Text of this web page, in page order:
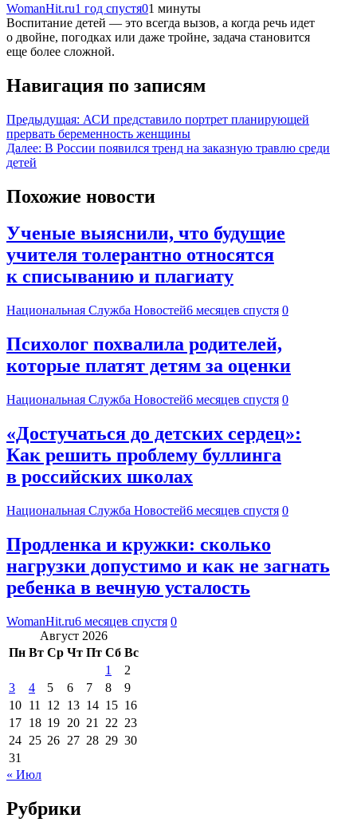
WomanHit.ru1 год спустя01 минуты
Воспитание детей — это всегда вызов, а когда речь идет
о двойне, погодках или даже тройне, задача становится
еще более сложной.
Навигация по записям
Предыдущая: АСИ представило портрет планирующей
прервать беременность женщины
Далее: В России появился тренд на заказную травлю среди
детей
Похожие новости
Ученые выяснили, что будущие
учителя толерантно относятся
к списыванию и плагиату
Национальная Служба Новостей6 месяцев спустя 0
Психолог похвалила родителей,
которые платят детям за оценки
Национальная Служба Новостей6 месяцев спустя 0
«Достучаться до детских сердец»:
Как решить проблему буллинга
в российских школах
Национальная Служба Новостей6 месяцев спустя 0
Продленка и кружки: сколько
нагрузки допустимо и как не загнать
ребенка в вечную усталость
WomanHit.ru6 месяцев спустя 0
Август 2026
Пн Вт Ср Чт Пт Сб Вс
1
2
3
4 5 6 7 8
9
10 11 12 13 14 15 16
17 18 19 20 21 22 23
24 25 26 27 28 29 30
31
« Июл
Рубрики